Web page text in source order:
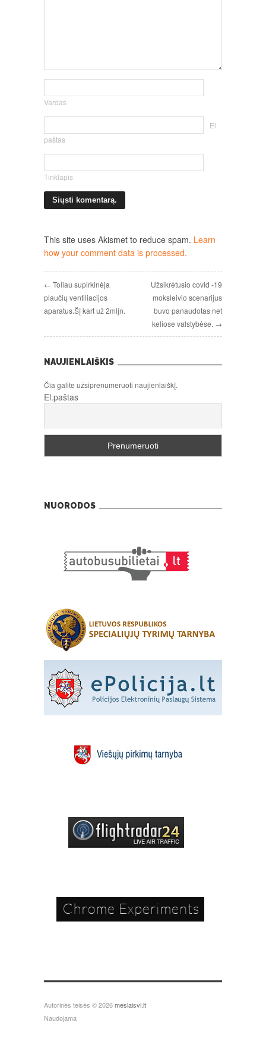
Vardas
El.
paštas
Tinklapis
This site uses Akismet to reduce spam. Learn
how your comment data is processed.
← Toliau supirkinėja
plaučių ventiliacijos
aparatus.Šį kart už 2mljn.
Užsikrėtusio covid -19
moksleivio scenarijus
buvo panaudotas net
keliose valstybėse. →
NAUJIENLAIŠKIS
Čia galite užsiprenumeruoti naujienlaiškį.
El.paštas
NUORODOS
Autorinės teisės © 2026meslaisvi.lt
Naudojama